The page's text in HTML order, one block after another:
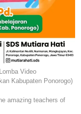
Video
Kabupaten Ponorogo)
amazing teachers of